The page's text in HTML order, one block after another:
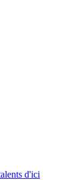
d'ici